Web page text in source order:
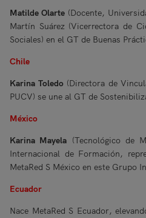
Matilde Olarte(Docente,
Martín Suárez (Vicerrectora de
Sociales) en el GT de Buenas
Chile
Karina Toledo (Directora de
PUCV) se une al GT de
México
Karina Mayela (Tecnológico de
Internacional de Formación,
MetaRed S México en este Grupo
Ecuador
Nace MetaRed S Ecuador,